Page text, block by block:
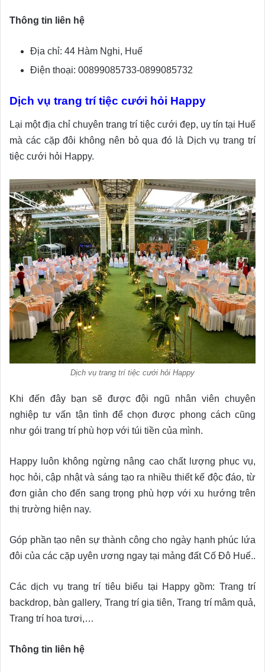
Thông tin liên hệ
Địa chỉ: 44 Hàm Nghi, Huế
Điện thoại: 00899085733-0899085732
Dịch vụ trang trí tiệc cưới hỏi Happy
Lại một địa chỉ chuyên trang trí tiệc cưới đẹp, uy tín tại Huế
mà các cặp đôi không nên bỏ qua đó là Dịch vụ trang trí
tiệc cưới hỏi Happy.
Dịch vụ trang trí tiệc cưới hỏi Happy
Khi đến đây bạn sẽ được đội ngũ nhân viên chuyên
nghiệp tư vấn tận tình để chọn được phong cách cũng
như gói trang trí phù hợp với túi tiền của mình.
Happy luôn không ngừng nâng cao chất lượng phục vụ,
học hỏi, cập nhật và sáng tạo ra nhiều thiết kế độc đáo, từ
đơn giản cho đến sang trọng phù hợp với xu hướng trên
thị trường hiện nay.
Góp phần tạo nên sự thành công cho ngày hạnh phúc lứa
đôi của các cặp uyên ương ngay tại mảng đất Cố Đô Huế..
Các dịch vụ trang trí tiêu biểu tại Happy gồm: Trang trí
backdrop, bàn gallery, Trang trí gia tiên, Trang trí mâm quả,
Trang trí hoa tươi,…
Thông tin liên hệ